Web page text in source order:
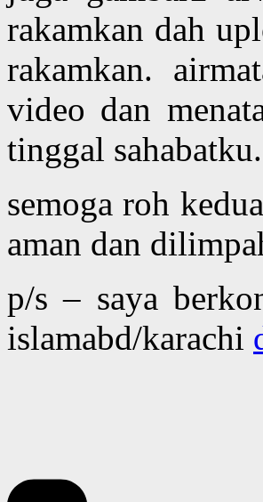
rakamkan dah
rakamkan.
video dan
tinggal sahabatku.
semoga roh
aman dan
p/s – saya
islamabd/karachi